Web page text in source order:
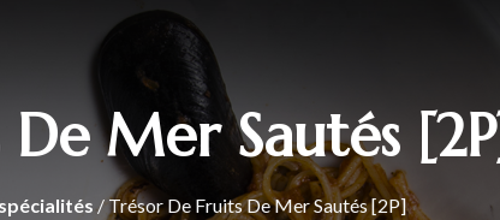
Mer Sautés
/ Trésor De Fruits De Mer Sautés [2P]